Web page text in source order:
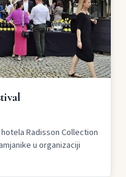
Radisson Collection
u organizaciji